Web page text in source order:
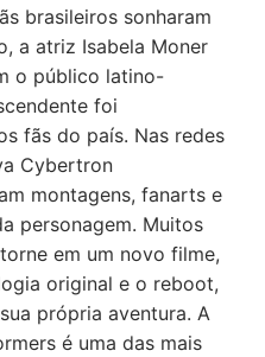
brasileiros sonharam
a atriz Isabela Moner
o público latino-
foi
fãs do país. Nas redes
Cybertron
montagens, fanarts e
personagem. Muitos
em um novo filme,
original e o reboot,
própria aventura. A
é uma das mais